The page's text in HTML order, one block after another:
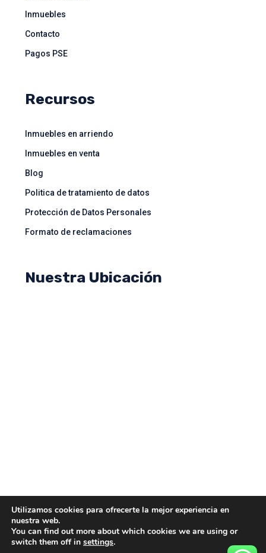
Inmuebles
Contacto
Pagos PSE
Recursos
Inmuebles en arriendo
Inmuebles en venta
Blog
Politica de tratamiento de datos
Protección de Datos Personales
Formato de reclamaciones
Nuestra Ubicación
© Urbanizatech todo los derecho reservados
Utilizamos cookies para ofrecerte la mejor experiencia en
nuestra web.
You can find out more about which cookies we are using or
switch them off in settings.